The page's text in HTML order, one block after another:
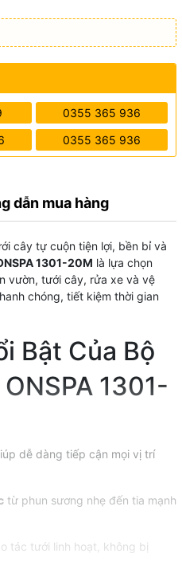
0355 365 936
0355 365 936
dẫn mua hàng
cây tự cuộn tiện lợi, bền bỉ và
1301-20M là lựa chọn
vườn, tưới cây, rửa xe và vệ
chóng, tiết kiệm thời gian
Bật Của Bộ
1301-
dễ dàng tiếp cận mọi vị trí
từ phun sương nhẹ đến tia mạnh
tác tưới linh hoạt, không bị